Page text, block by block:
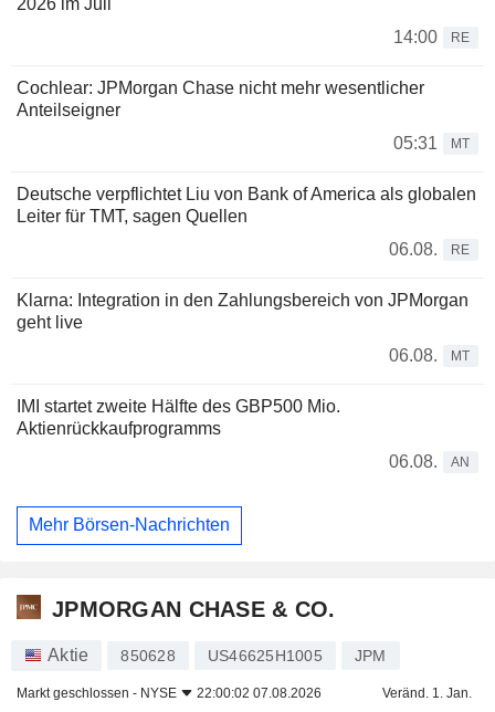
14:00
RE
Cochlear: JPMorgan Chase nicht mehr wesentlicher
Anteilseigner
05:31
MT
Deutsche verpflichtet Liu von Bank of America als globalen
Leiter für TMT, sagen Quellen
06.08.
RE
Klarna: Integration in den Zahlungsbereich von JPMorgan
geht live
06.08.
MT
IMI startet zweite Hälfte des GBP500 Mio.
Aktienrückkaufprogramms
06.08.
AN
Mehr Börsen-Nachrichten
JPMORGAN CHASE & CO.
Aktie 850628 US46625H1005 JPM
Markt geschlossen - NYSE 22:00:02 07.08.2026 Veränd. 1. Jan.